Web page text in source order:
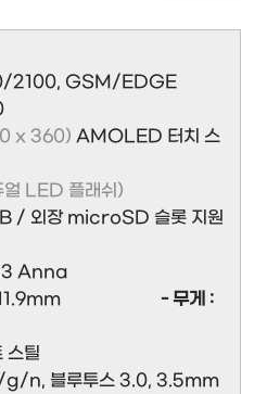
GSM/EDGE
x 360) AMOLED 터치 스
얼 LED 플래쉬)
/ 외장 microSD 슬롯 지원
Anna
x 11.9mm - 무게 :
스틸
n, 블루투스 3.0, 3.5mm